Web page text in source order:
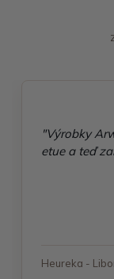
"Výrobky
etue a teď
Heureka -